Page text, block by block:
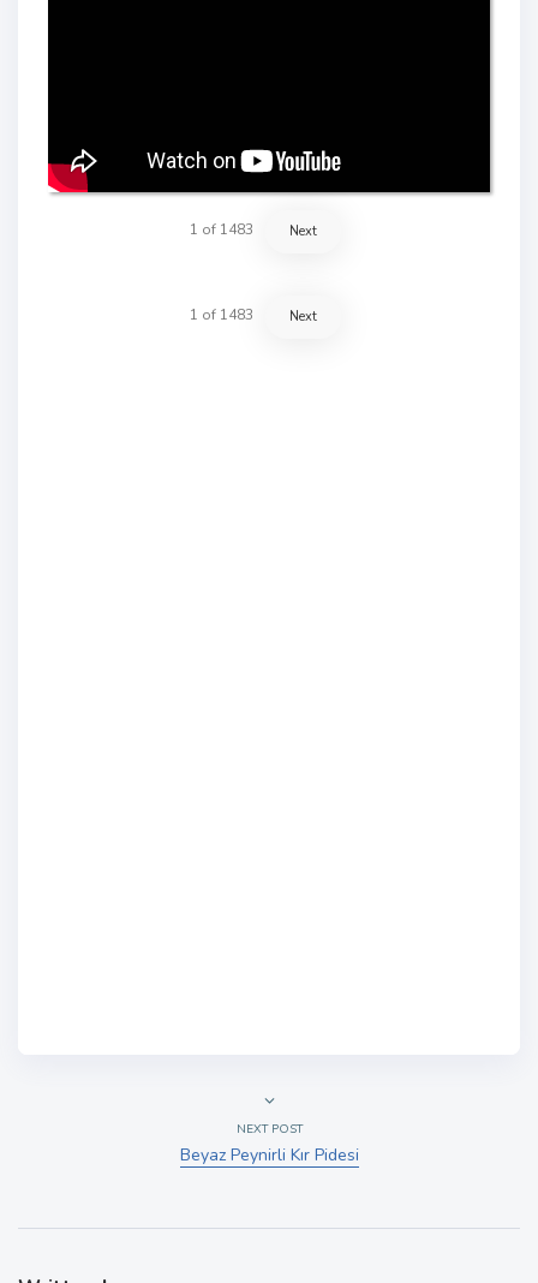
1 of 1483 Next
1 of 1483 Next
NEXT POST
Beyaz Peynirli Kır Pidesi